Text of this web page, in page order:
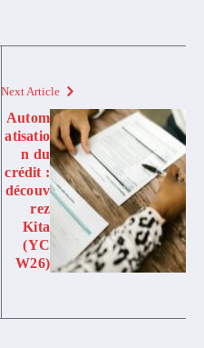
Next Article
Autom
atisatio
n du
crédit :
découv
rez
Kita
(YC
W26)